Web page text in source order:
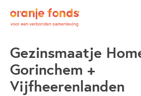
Gezinsmaatje
Gorinchem +
Vijfheerenlanden